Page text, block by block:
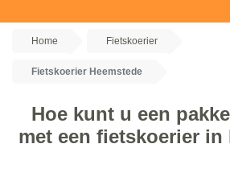
Home Fietskoerier
Fietskoerier Heemstede
Hoe kunt u een
met een fietskoerier in